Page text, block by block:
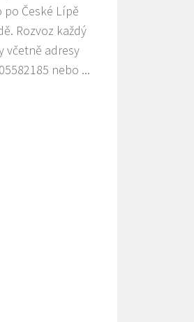
po České Lípě
Rozvoz každý
včetně adresy
nebo ...